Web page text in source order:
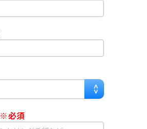
※必須